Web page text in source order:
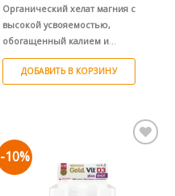
€18.68.
Органический хелат магния с
высокой усвояемостью,
обогащенный калием и
витаминами группы B для
нормальной работы мышц, что
помогает предотвратить судороги.
ДОБАВИТЬ В КОРЗИНУ
-10%
sarakstam